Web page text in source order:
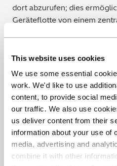
This website uses cookies
We use some essential
work. We'd like to use
content, to provide social
our traffic. We also use
us deliver content from their
information about your use of
media, advertising and
combine it with other
dort abzurufen; dies
Geräteflotte von einem
Aufgaben in naher Zukunft
weiterentwickelt.
Mit dem Schwerpunkt auf
dem Übergang zur
4.0 nimmt die Anzahl der
Realität, der wir uns alle
Expertenteams arbeiten
Kunden daran,